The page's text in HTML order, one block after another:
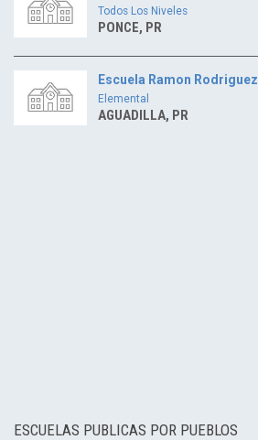
Todos Los Niveles
PONCE, PR
Escuela Ramon Rodriguez
Elemental
AGUADILLA, PR
ESCUELAS PUBLICAS POR PUEBLOS